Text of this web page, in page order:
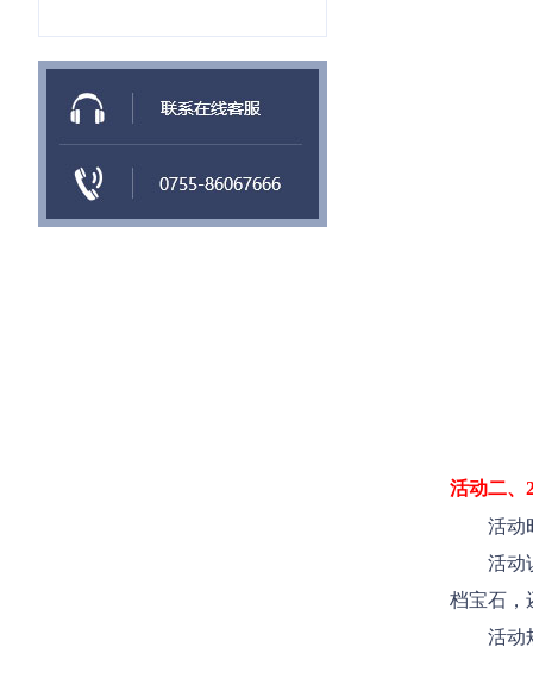
活动二、
活动
活动
档宝石，
活动
1、玩